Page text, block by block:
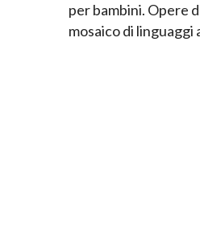
per bambini. Opere
mosaico di linguaggi